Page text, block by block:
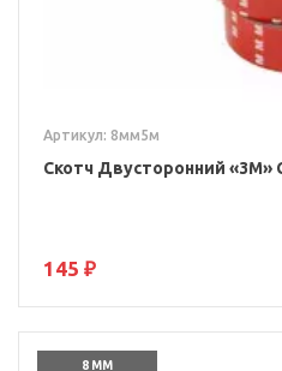
Артикул: 8мм5м
Скотч Двусторонний «3M»
145 ₽
8 ММ